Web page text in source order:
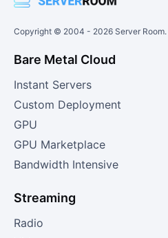
Copyright © 2004 - 2026 Server
Bare Metal Cloud
Instant Servers
Custom Deployment
GPU
GPU Marketplace
Bandwidth Intensive
Streaming
Radio